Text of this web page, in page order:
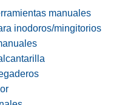
manuales
inodoros/mingitorios